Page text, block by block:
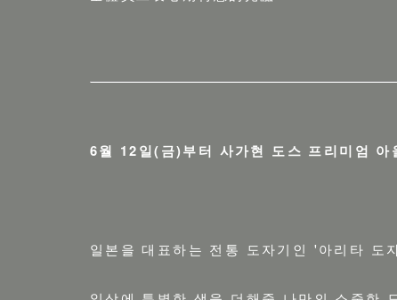
6월 12일(금)부터 사가현 도스 프리미엄
일본을 대표하는 전통 도자기인 '아리타